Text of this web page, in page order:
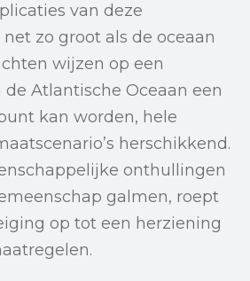
van deze
zo groot als de oceaan
wijzen op een
Atlantische Oceaan een
kan worden, hele
herschikkend.
onthullingen
galmen, roept
op tot een herziening